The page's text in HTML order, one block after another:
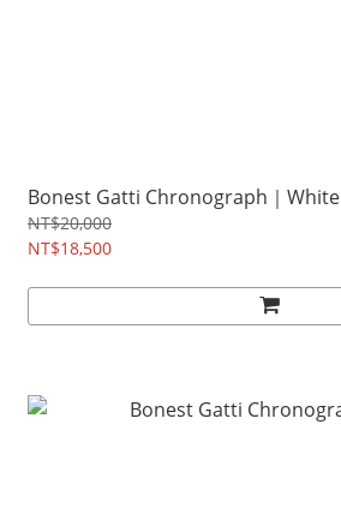
Bonest Gatti Chronograph｜White
NT$20,000
NT$18,500